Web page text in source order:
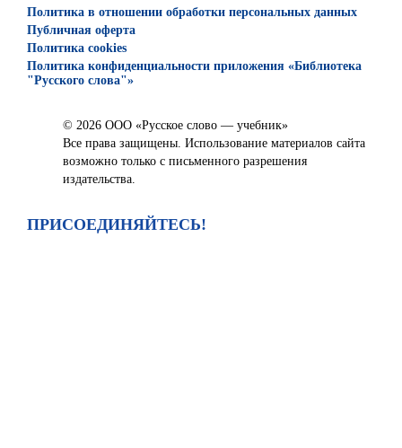
Политика в отношении обработки персональных данных
Публичная оферта
Политика cookies
Политика конфиденциальности приложения «Библиотека
"Русского слова"»
© 2026 ООО «Русское слово — учебник»
Все права защищены. Использование материалов сайта
возможно только с письменного разрешения
издательства.
ПРИСОЕДИНЯЙТЕСЬ!